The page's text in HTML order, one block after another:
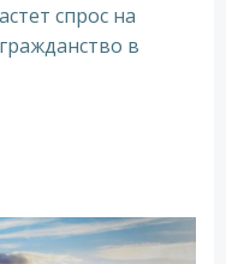
спрос на
в